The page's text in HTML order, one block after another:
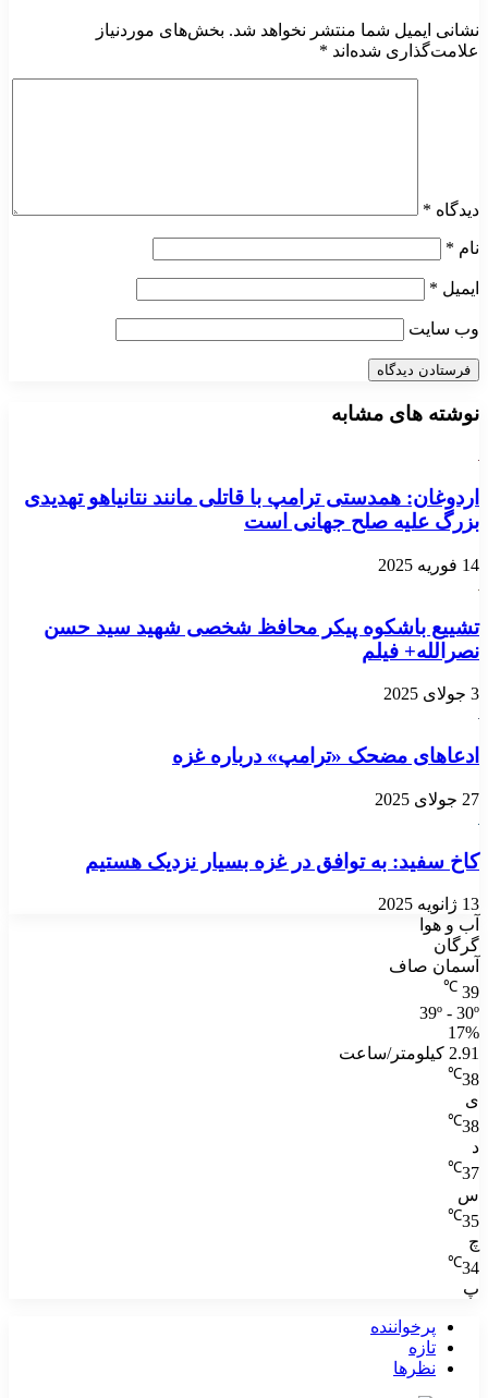
نشانی ایمیل شما منتشر نخواهد شد. بخش‌های موردنیاز
علامت‌گذاری شده‌اند *
دیدگاه *
نام *
ایمیل *
وب‌ سایت
نوشته های مشابه
اردوغان: همدستی ترامپ با قاتلی مانند نتانیاهو تهدیدی
بزرگ علیه صلح جهانی است
14 فوریه 2025
تشییع باشکوه پیکر محافظ شخصی شهید سید حسن
نصرالله+ فیلم
3 جولای 2025
ادعاهای مضحک «ترامپ» درباره غزه
27 جولای 2025
کاخ سفید: به توافق در غزه بسیار نزدیک هستیم
13 ژانویه 2025
آب و هوا
گرگان
آسمان صاف
39
℃
39º - 30º
17%
2.91 کیلومتر/ساعت
38
℃
ی
38
℃
د
37
℃
س
35
℃
چ
34
℃
پ
پرخواننده
تازه
نظرها